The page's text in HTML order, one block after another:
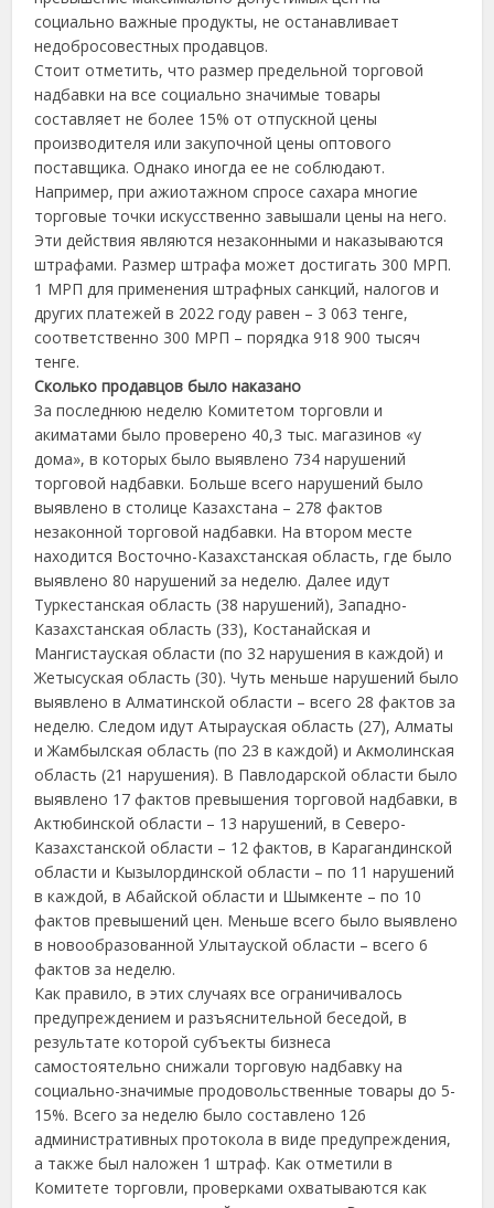
социально важные продукты, не останавливает
недобросовестных продавцов.
Стоит отметить, что размер предельной торговой
надбавки на все социально значимые товары
составляет не более 15% от отпускной цены
производителя или закупочной цены оптового
поставщика. Однако иногда ее не соблюдают.
Например, при ажиотажном спросе сахара многие
торговые точки искусственно завышали цены на него.
Эти действия являются незаконными и наказываются
штрафами. Размер штрафа может достигать 300 МРП.
1 МРП для применения штрафных санкций, налогов и
других платежей в 2022 году равен – 3 063 тенге,
соответственно 300 МРП – порядка 918 900 тысяч
тенге.
Сколько продавцов было наказано
За последнюю неделю Комитетом торговли и
акиматами было проверено 40,3 тыс. магазинов «у
дома», в которых было выявлено 734 нарушений
торговой надбавки. Больше всего нарушений было
выявлено в столице Казахстана – 278 фактов
незаконной торговой надбавки. На втором месте
находится Восточно-Казахстанская область, где было
выявлено 80 нарушений за неделю. Далее идут
Туркестанская область (38 нарушений), Западно-
Казахстанская область (33), Костанайская и
Мангистауская области (по 32 нарушения в каждой) и
Жетысуская область (30). Чуть меньше нарушений было
выявлено в Алматинской области – всего 28 фактов за
неделю. Следом идут Атырауская область (27), Алматы
и Жамбылская область (по 23 в каждой) и Акмолинская
область (21 нарушения). В Павлодарской области было
выявлено 17 фактов превышения торговой надбавки, в
Актюбинской области – 13 нарушений, в Северо-
Казахстанской области – 12 фактов, в Карагандинской
области и Кызылординской области – по 11 нарушений
в каждой, в Абайской области и Шымкенте – по 10
фактов превышений цен. Меньше всего было выявлено
в новообразованной Улытауской области – всего 6
фактов за неделю.
Как правило, в этих случаях все ограничивалось
предупреждением и разъяснительной беседой, в
результате которой субъекты бизнеса
самостоятельно снижали торговую надбавку на
социально-значимые продовольственные товары до 5-
15%. Всего за неделю было составлено 126
административных протокола в виде предупреждения,
а также был наложен 1 штраф. Как отметили в
Комитете торговли, проверками охватываются как